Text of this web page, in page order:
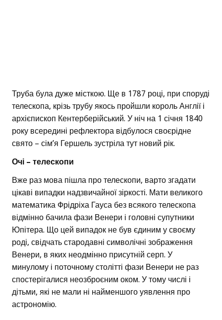
Труба була дуже місткою. Ще в 1787 році, при споруді
телескопа, крізь трубу якось пройшли король Англії і
архієпископ Кентерберійський. У ніч на 1 січня 1840
року всередині рефлектора відбулося своєрідне
свято – сім’я Гершель зустріла тут новий рік.
Очі – телескопи
Вже раз мова пішла про телескопи, варто згадати
цікаві випадки надзвичайної зіркості. Мати великого
математика Фрідріха Гауса без всякого телескопа
відмінно бачила фази Венери і головні супутники
Юпітера. Що цей випадок не був єдиним у своєму
роді, свідчать стародавні символічні зображення
Венери, в яких неодмінно присутній серп. У
минулому і поточному столітті фази Венери не раз
спостерігалися неозброєним оком. У тому числі і
дітьми, які не мали ні найменшого уявлення про
астрономію.